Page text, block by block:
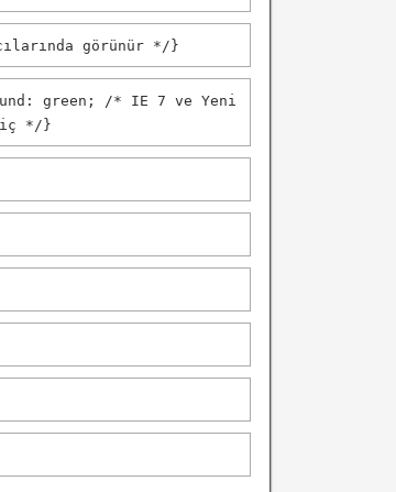
görünür */}
green; /* IE 7 ve Yeni
*/}